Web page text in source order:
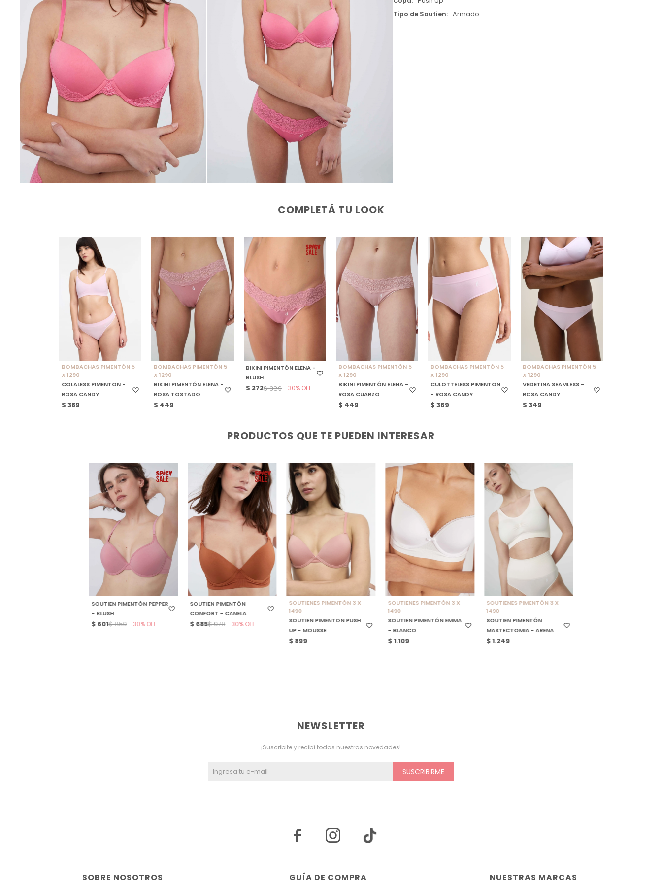
Tipo de Soutien
Armado
COMPLETÁ TU LOOK
SELECCIONAR TALLE
BOMBACHAS PIMENTÓN 5
X 1290
COLALESS PIMENTON -
ROSA CANDY
$ 389
SELECCIONAR TALLE
BOMBACHAS PIMENTÓN 5
X 1290
BIKINI PIMENTÓN ELENA -
ROSA TOSTADO
$ 449
SELECCIONAR TALLE
BIKINI PIMENTÓN ELENA -
BLUSH
$ 272$ 389 30
SELECCIONAR TALLE
BOMBACHAS PIMENTÓN 5
X 1290
BIKINI PIMENTÓN ELENA -
ROSA CUARZO
$ 449
SELECCIONAR TALLE
BOMBACHAS PIMENTÓN 5
X 1290
CULOTTELESS PIMENTON
- ROSA CANDY
$ 369
SELECCIONAR TALLE
BOMBACHAS PIMENTÓN 5
X 1290
VEDETINA SEAMLESS -
ROSA CANDY
$ 349
PRODUCTOS QUE TE PUEDEN INTERESAR
SELECCIONAR TALLE
SOUTIEN PIMENTÓN PEPPER
- BLUSH
$ 601$ 859 30
SELECCIONAR TALLE
SOUTIEN PIMENTÓN
CONFORT - CANELA
$ 685$ 979 30
SELECCIONAR TALLE
SOUTIENES PIMENTÓN 3 X
1490
SOUTIEN PIMENTON PUSH
UP - MOUSSE
$ 899
SOUTIENES PIMENTÓN 3 X
1490
SOUTIEN PIMENTÓN EMMA
- BLANCO
$1.109
SELECCIONAR TALLE
SOUTIENES PIMENTÓN 3 X
1490
SOUTIEN PIMENTÓN
MASTECTOMIA - ARENA
$ 1.249
NUESTRAS MARCAS
GUÍA DE COMPRA
SOBRE NOSOTROS
NEWSLETTER
¡Suscribite y recibí todas nuestras novedades!
SUSCRIBIRME
 